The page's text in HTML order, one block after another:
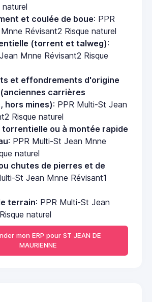
naturel
et coulée de boue: PPR
Révisant2 Risque naturel
(torrent et talweg):
Mnne Révisant2 Risque
et effondrements d'origine
carrières
hors mines): PPR Multi-St Jean
Risque naturel
torrentielle ou à montée rapide
: PPR Multi-St Jean Mnne
naturel
chutes de pierres et de
St Jean Mnne Révisant1
terrain: PPR Multi-St Jean
naturel
mon ERP pour ST JEAN DE
MAURIENNE